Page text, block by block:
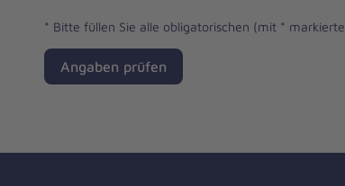
* Bitte füllen Sie alle obligatorischen (mit *
Angaben prüfen